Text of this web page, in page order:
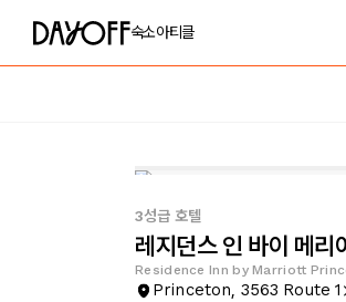
숙소아티클
3성급 호텔
레지던스 인 바이 메리
Residence Inn by Marriott
Princeton, 3563 Route 1